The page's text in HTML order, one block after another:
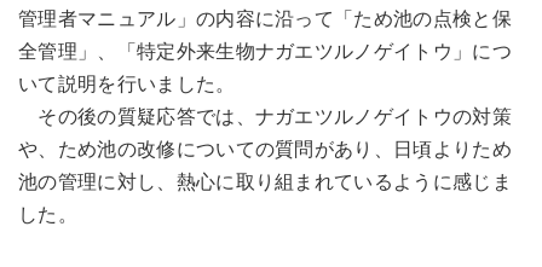
管理者マニュアル」の内容に沿って「ため池の点検と保
全管理」、「特定外来生物ナガエツルノゲイトウ」につ
いて説明を行いました。
その後の質疑応答では、ナガエツルノゲイトウの対策
や、ため池の改修についての質問があり、日頃よりため
池の管理に対し、熱心に取り組まれているように感じま
した。